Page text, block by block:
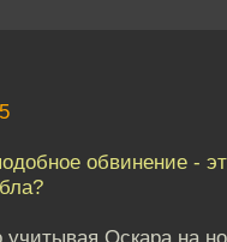
обвинение -